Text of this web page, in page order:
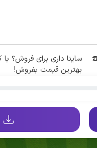
☎️
ساینا داری برای فروش؟ با
بهترین قیمت بفروش!